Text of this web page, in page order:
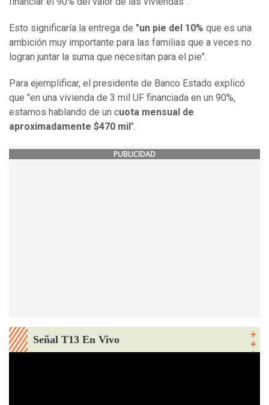
Esto significaría la entrega de "un pie del 10% que es una
ambición muy importante para las familias que a veces no
logran juntar la suma que necesitan para el pie".
Para ejemplificar, el presidente de Banco Estado explicó
que "en una vivienda de 3 mil UF financiada en un 90%,
estamos hablando de un cuota mensual de
aproximadamente $470 mil".
PUBLICIDAD
Señal T13 En Vivo